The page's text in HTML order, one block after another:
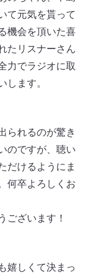
て元気を貰って
機会を頂いた喜
たリスナーさん
力でラジオに取
します。
られるのが驚き
のですが、聴い
だけるようにま
何卒よろしくお
ございます！
嬉しくて決まっ